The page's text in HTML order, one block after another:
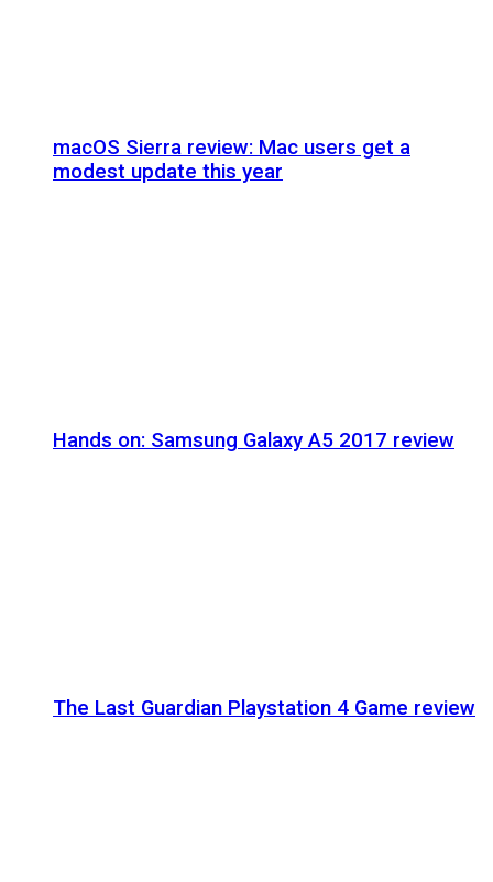
macOS Sierra review: Mac users get a
modest update this year
Hands on: Samsung Galaxy A5 2017 review
The Last Guardian Playstation 4 Game review